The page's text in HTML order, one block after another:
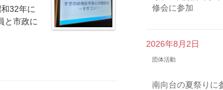
32年に
と市政に
修会に参加
2026年8月2日
団体活動
南向台の夏祭りに